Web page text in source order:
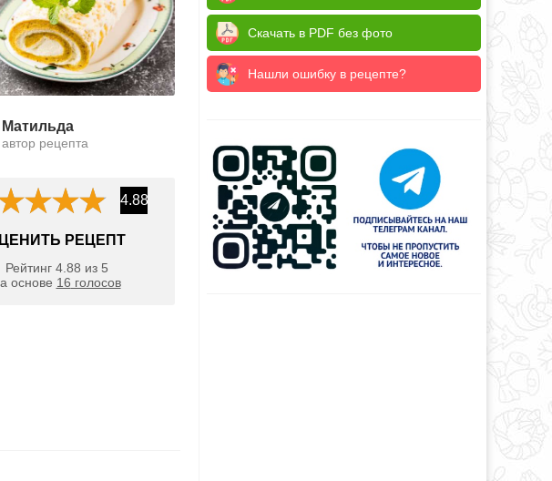
Матильда
автор рецепта
4.88
РЕЦЕПТ
Рейтинг 4.88 из 5
основе 16 голосов
Скачать в PDF без фото
Нашли ошибку в рецепте?